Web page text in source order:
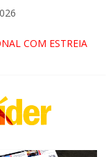
COM ESTREIA
NO FIM